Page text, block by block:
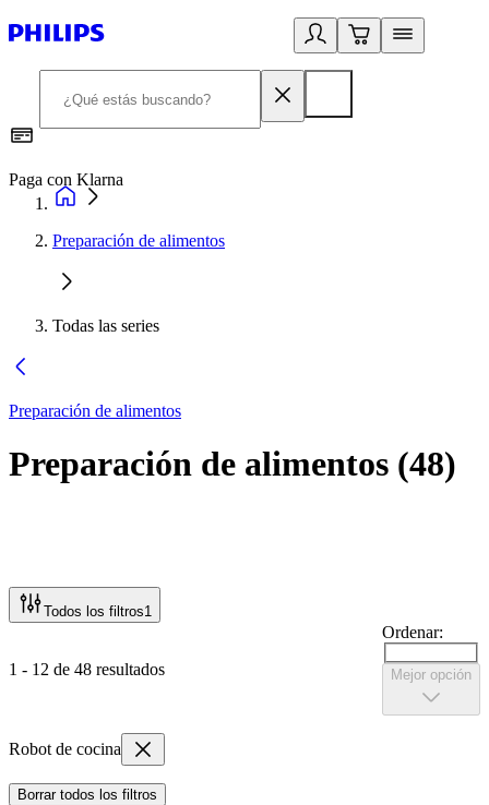
Paga con Klarna
Preparación de alimentos
Todas las series
Preparación de alimentos
Preparación de alimentos (48)
Todos los filtros1
1 - 12 de 48 resultados
Ordenar:
Mejor opción
Robot de cocina
Borrar todos los filtros